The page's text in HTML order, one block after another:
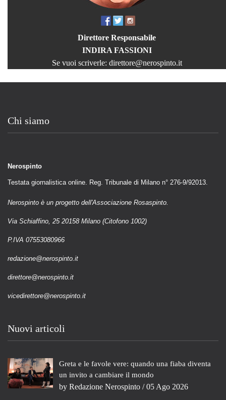
Direttore Responsabile
INDIRA FASSIONI
Se vuoi scriverle: direttore@nerospinto.it
Chi siamo
Nerospinto
Testata giornalistica online. Reg. Tribunale di Milano n° 276-9/92013.
Nerospinto è un progetto dell'Associazione Rosaspinto.
Via Schiaffino, 25 20158 Milano (Citofono 1002)
P.IVA 07553080966
redazione@nerospinto.it
direttore@nerospinto.it
vicedirettore@nerospinto.it
Nuovi articoli
Greta e le favole vere: quando una fiaba diventa
un invito a cambiare il mondo
by Redazione Nerospinto / 05 Ago 2026